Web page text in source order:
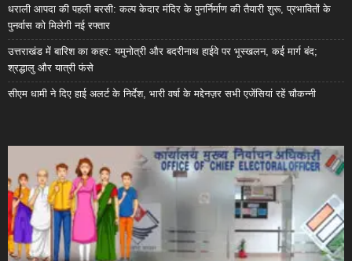
धराली आपदा की पहली बरसी: कल्प केदार मंदिर के पुनर्निर्माण की तैयारी शुरू, प्रभावितों के
पुनर्वास को मिलेगी नई रफ्तार
उत्तराखंड में बारिश का कहर: यमुनोत्री और बदरीनाथ हाईवे पर भूस्खलन, कई मार्ग बंद;
श्रद्धालु और यात्री फंसे
सीएम धामी ने दिए हाई अलर्ट के निर्देश, भारी वर्षा के मद्देनज़र सभी एजेंसियां रहें चौकन्नी